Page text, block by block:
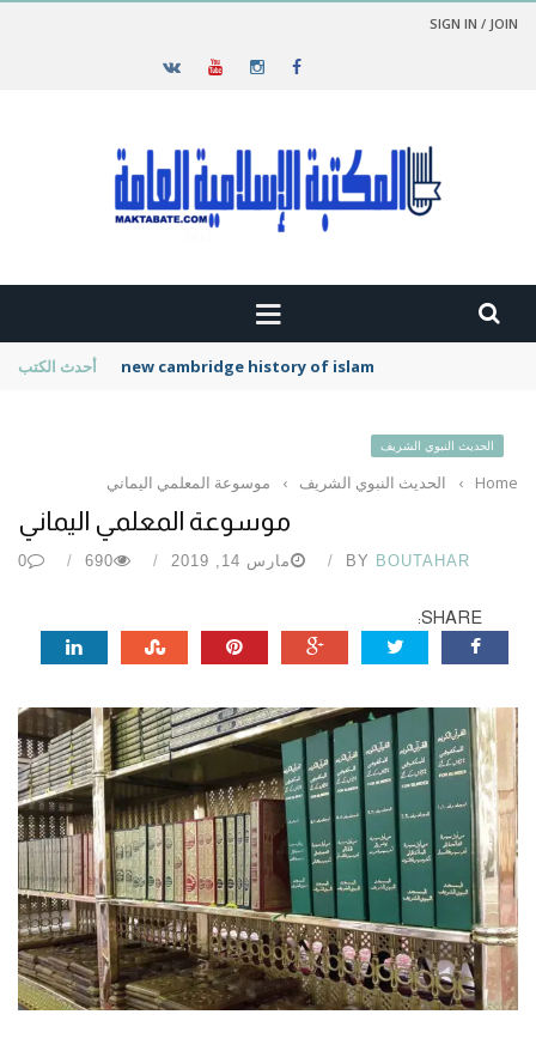
SIGN IN / JOIN
أحدث الكتب new cambridge history of islam
الحديث النبوي الشريف
Home
› الحديث النبوي الشريف › موسوعة المعلمي اليماني
موسوعة المعلمي اليماني
BY BOUTAHAR مارس 14, 2019 690
0
SHARE: